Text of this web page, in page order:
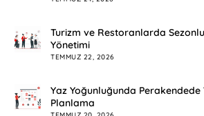
Turizm ve Restoranlarda
Yönetimi
TEMMUZ 22, 2026
Yaz Yoğunluğunda
Planlama